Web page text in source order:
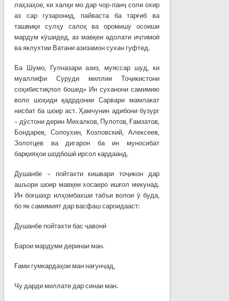
лаҳзаҳое, ки халқи мо дар чор-панҷ соли охир
аз сар гузаронид, пайваста ба тарғиб ва
ташвиқи сулҳу салоҳ ва оромишу осоиши
мардум кӯшидед, аз мавқеи адолати иҷтимоӣ
ва яклухтии Ватани азизамон сухан гуфтед.
Ба Шумо, Гулназари азиз, муяссар шуд, ки
муаллифи Суруди миллии Тоҷикистони
соҳибистиқлол бошед» Ин суханони самимию
воло шоҳиди қадрдонии Сарвари мамлакат
нисбат ба шоир аст. Ҳамчунин адибони бузург
– дӯстони дерин Михалков, Пулотов, Ғамзатов,
Бондарев, Солоухин, Козловский, Алексеев,
Золотцев ва дигарон ба ин муносибат
барқияҳои шодбошӣ ирсол кардаанд.
Душанбе – пойтахти кишвари тоҷикон дар
ашъори шоир мавқеи хосаеро ишғол мекунад.
Ин боғшаҳр илҳомбахши табъи волои ӯ буда,
бо як самимият дар васфаш сароидааст:
Душанбе пойтахти бас ҷавонӣ
Барои мардуми деринаи ман.
Ғами гумкардаҳои ман нағунҷад,
Чу дарди миллате дар синаи ман.